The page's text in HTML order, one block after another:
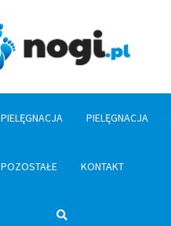
PIELĘGNACJA PIELĘGNACJA
POZOSTAŁE KONTAKT